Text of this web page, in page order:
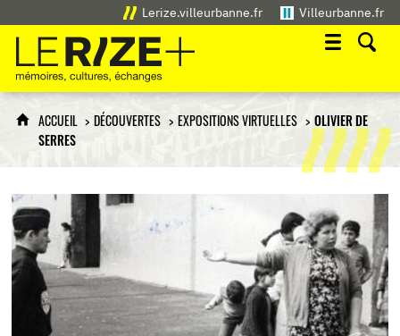
Lerize.villeurbanne.fr Villeurbanne.fr
Le Rize+
mémoires, cultures, échanges
ACCUEIL DÉCOUVERTES EXPOSITIONS VIRTUELLES
OLIVIER DE
SERRES